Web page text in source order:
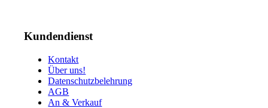
Kundendienst
Kontakt
Über uns!
Datenschutzbelehrung
AGB
An & Verkauf